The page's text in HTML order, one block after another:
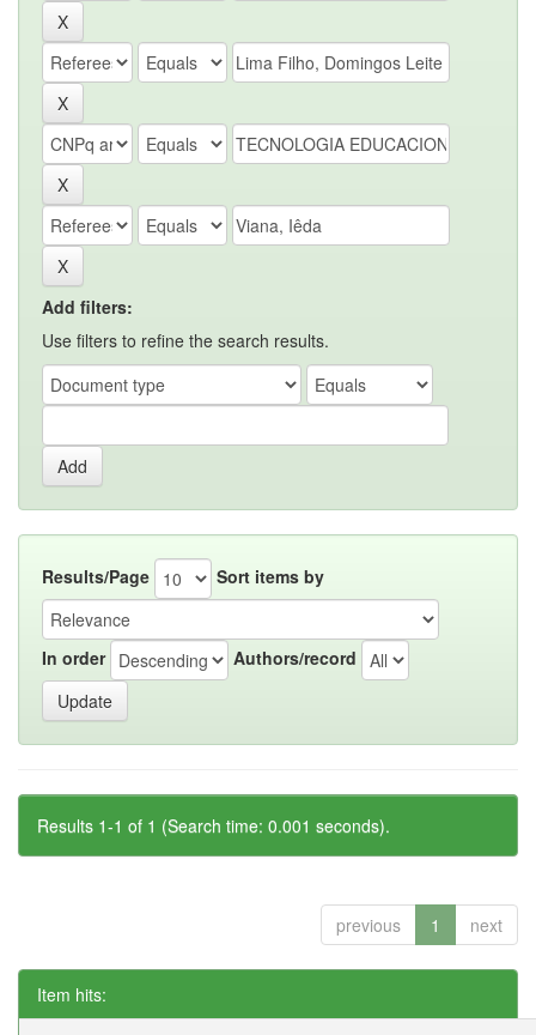
Add filters:
Use filters to refine the search results.
Results/Page Sort items by
In order Authors/record
Results 1-1 of 1 (Search time: 0.001 seconds).
previous 1 next
Item hits: